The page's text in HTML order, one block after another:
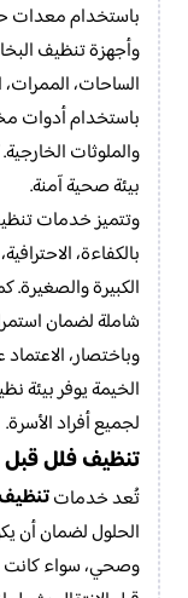
باستخدام معدات
وأجهزة تنظيف
الساحات، الممرات،
باستخدام أدوات
والملوثات
بيئة صحية آمنة.
وتتميز خدمات
بالكفاءة،
الكبيرة
شاملة لضمان
وباختصار،
الخيمة يوفر بيئة
لجميع أفراد الأسرة.
تنظيف فلل قبل
تُعد خدمات
الحلول لضمان أن
وصحي، سواء كانت